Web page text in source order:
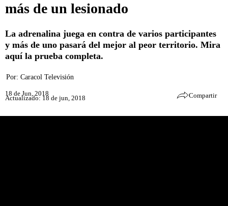
más de un lesionado
La adrenalina juega en contra de varios participantes
y más de uno pasará del mejor al peor territorio. Mira
aquí la prueba completa.
Por: Caracol Televisión
18 de Jun, 2018
Actualizado: 18 de jun, 2018 Compartir